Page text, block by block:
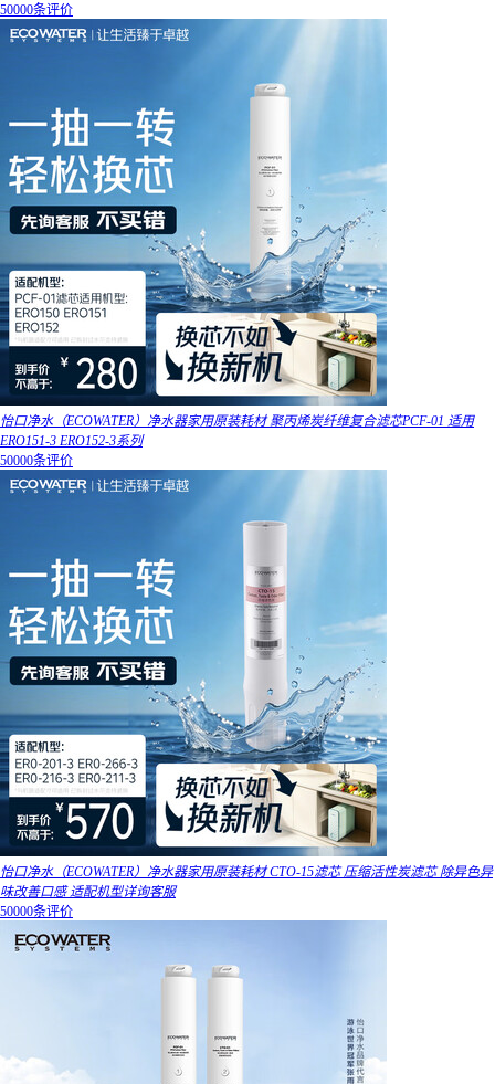
50000条评价
怡口净水（ECOWATER）净水器家用原装耗材 聚丙烯炭纤维复合滤芯PCF-01 适用
ERO151-3 ERO152-3系列
50000条评价
怡口净水（ECOWATER）净水器家用原装耗材 CTO-15滤芯 压缩活性炭滤芯 除异色异
味改善口感 适配机型详询客服
50000条评价